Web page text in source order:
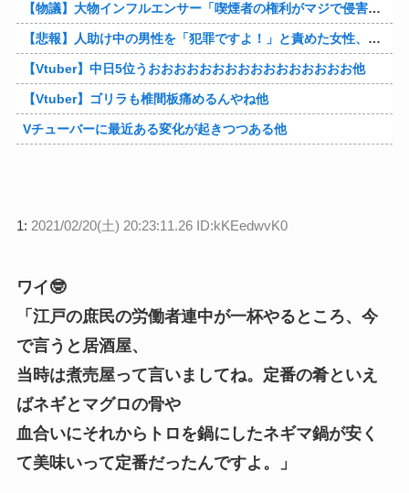
【物議】大物インフルエンサー「喫煙者の権利がマジで侵害されてる。いくら税金払ってるんだ」他
【悲報】人助け中の男性を「犯罪ですよ！」と責めた女性、警察が来た瞬間逃げる他
【Vtuber】中日5位うおおおおおおおおおおおおおおおお他
【Vtuber】ゴリラも椎間板痛めるんやね他
Vチューバーに最近ある変化が起きつつある他
1: 2021/02/20(土) 20:23:11.26 ID:kKEedwvK0
ワイ🤓
「江戸の庶民の労働者連中が一杯やるところ、今
で言うと居酒屋、
当時は煮売屋って言いましてね。定番の肴といえ
ばネギとマグロの骨や
血合いにそれからトロを鍋にしたネギマ鍋が安く
て美味いって定番だったんですよ。」